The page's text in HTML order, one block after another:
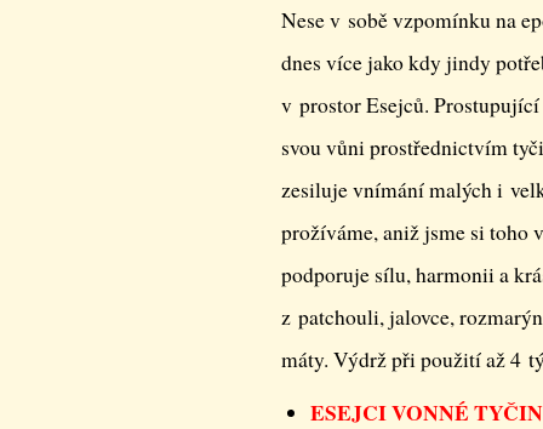
Nese v sobě vzpomínku na
dnes více jako kdy jindy
v prostor Esejců.
svou vůni prostřednictvím
zesiluje vnímání malých i
prožíváme, aniž jsme si toho
podporuje sílu, harmonii a
z patchouli, jalovce,
máty. Výdrž při použití až 4
ESEJCI VONNÉ